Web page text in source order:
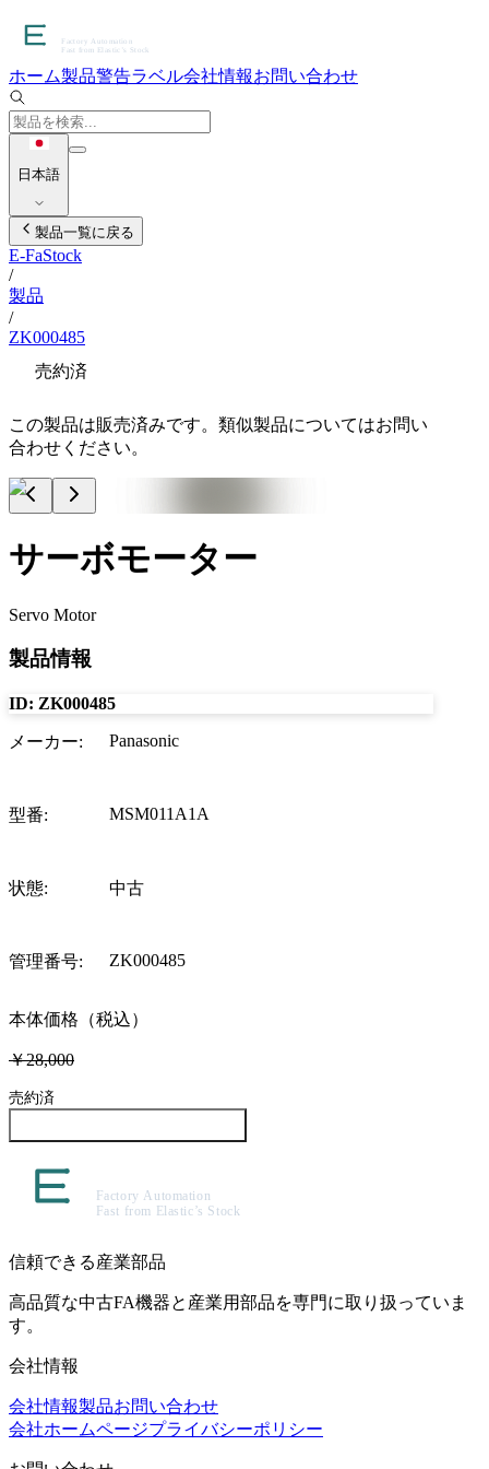
ホーム製品警告ラベル会社情報お問い合わせ
日本語
製品一覧に戻る
E-FaStock
/
製品
/
ZK000485
売約済
この製品は販売済みです。類似製品についてはお問い
合わせください。
サーボモーター
Servo Motor
製品情報
ID: ZK000485
メーカー: Panasonic
型番: MSM011A1A
状態: 中古
管理番号: ZK000485
本体価格（税込）
￥28,000
売約済
信頼できる産業部品
高品質な中古FA機器と産業用部品を専門に取り扱っていま
す。
会社情報
会社情報製品お問い合わせ
会社ホームページプライバシーポリシー